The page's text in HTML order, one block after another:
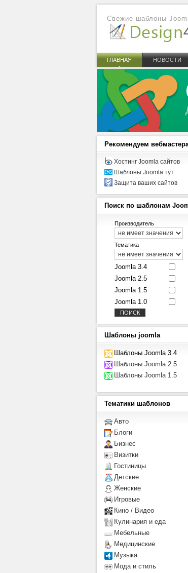
Свежие шаблоны
ГЛАВНАЯ НОВОСТИ
Рекомендуем
Хостинг Joomla сайтов
Шаблоны Joomla тут
Защита ваших сайтов
Поиск по шаблонам
Производитель
Тематика
Joomla 3.4
Joomla 2.5
Joomla 1.5
Joomla 1.0
Шаблоны joomla
Шаблоны Joomla 3.4
Шаблоны Joomla 2.5
Шаблоны Joomla 1.5
Тематики шаблонов
Авто
Блоги
Бизнес
Визитки
Гостиницы
Детcкие
Женские
Игровые
Кино / Видео
Кулинария и еда
Мебельные
Медицинские
Музыка
Мода и стиль